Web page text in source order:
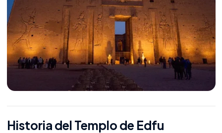
Historia del Templo de Edfu